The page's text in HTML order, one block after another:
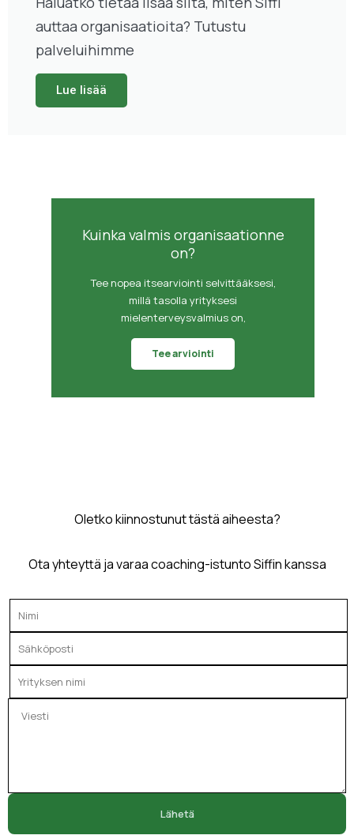
auttaa organisaatioita? Tutustu
palveluihimme
Lue lisää
Kuinka valmis organisaationne
on?
Tee nopea itsearviointi selvittääksesi,
millä tasolla yrityksesi
mielenterveysvalmius on,
Tee arviointi
Oletko kiinnostunut tästä aiheesta?
Ota yhteyttä ja varaa coaching-istunto Siffin kanssa
Lähetä